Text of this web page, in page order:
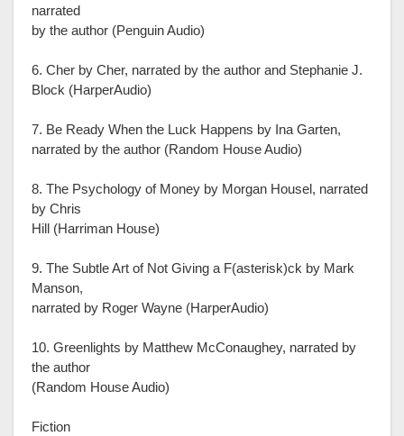
narrated
by the author (Penguin Audio)
6. Cher by Cher, narrated by the author and Stephanie J.
Block (HarperAudio)
7. Be Ready When the Luck Happens by Ina Garten,
narrated by the author (Random House Audio)
8. The Psychology of Money by Morgan Housel, narrated
by Chris
Hill (Harriman House)
9. The Subtle Art of Not Giving a F(asterisk)ck by Mark
Manson,
narrated by Roger Wayne (HarperAudio)
10. Greenlights by Matthew McConaughey, narrated by
the author
(Random House Audio)
Fiction